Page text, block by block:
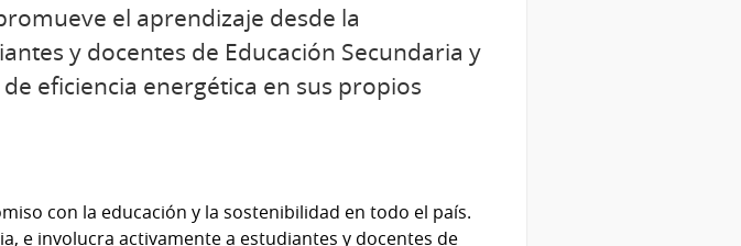
el aprendizaje desde la
y docentes de Educación Secundaria y
eficiencia energética en sus propios
con la educación y la sostenibilidad en todo el país.
e involucra activamente a estudiantes y docentes de